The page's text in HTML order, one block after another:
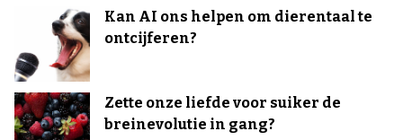
Kan AI ons helpen om dierentaal te
ontcijferen?
Zette onze liefde voor suiker de
breinevolutie in gang?